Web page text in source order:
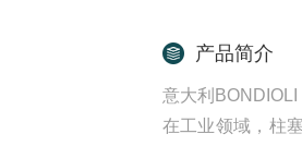
产品简介
意大利
在工业领域，柱